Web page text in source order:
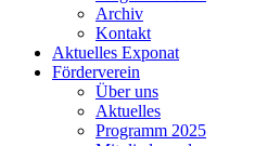
Archiv
Kontakt
Aktuelles Exponat
Förderverein
Über uns
Aktuelles
Programm 2025